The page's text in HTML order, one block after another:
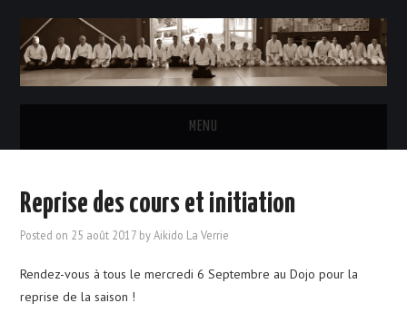
MENU
L’AÏKIDO
Reprise des cours et initiation
Posted on 25 août 2017 byAikido La Verrie
Rendez-vous à tous le mercredi 6 Septembre au Dojo pour la
reprise de la saison !